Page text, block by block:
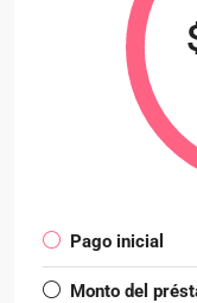
Pago inicial
Monto del